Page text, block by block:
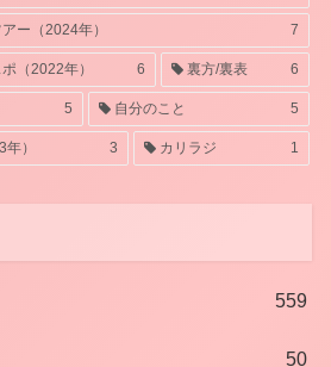
ー（2024年） 7
（2022年） 6 裏方/裏表 6
5 自分のこと 5
） 3 カリラジ 1
559
50